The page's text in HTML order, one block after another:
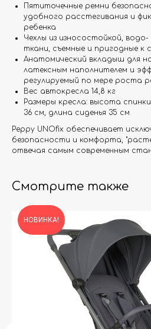
Пятиточечные ремни
удобного расстегивания и
ребенка
Чехлы из износостойкой,
ткани, съемные и пригодные к
Анатомический вкладыш для
латексным наполнителем и
регулируемый по мере роста
Вес автокресла 14,8 кг
Размеры кресла: высота
36 см, длина сиденья 35 см
Peppy UNOfix обеспечивает
безопасности и комфорта,
отвечая самым современным
Смотрите также
НОВИНКА!